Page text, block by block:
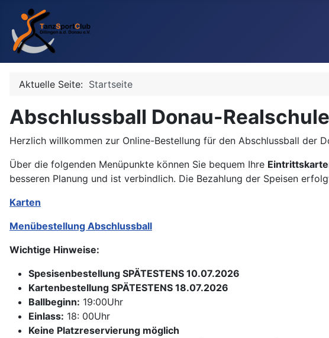
Aktuelle Seite: Startseite
Abschlussball Donau-
Herzlich willkommen zur Online-Bestellung für den Abschlussball der
Über die folgenden Menüpunkte können Sie bequem Ihre
besseren Planung und ist verbindlich. Die Bezahlung der Speisen
Karten
Menübestellung Abschlussball
Wichtige Hinweise:
Spesisenbestellung SPÄTESTENS 10.07.2026
Kartenbestellung SPÄTESTENS 18.07.2026
Ballbeginn: 19:00Uhr
Einlass: 18: 00Uhr
Keine Platzreservierung möglich